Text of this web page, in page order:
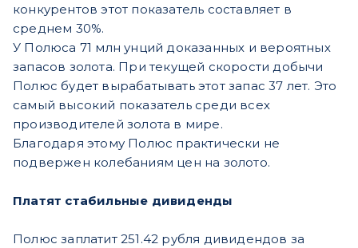
конкурентов этот показатель составляет в
среднем 30%.
У Полюса 71 млн унций доказанных и вероятных
запасов золота. При текущей скорости добычи
Полюс будет вырабатывать этот запас 37 лет. Это
самый высокий показатель среди всех
производителей золота в мире.
Благодаря этому Полюс практически не
подвержен колебаниям цен на золото.
Платят стабильные дивиденды
Полюс заплатит 251.42 рубля дивидендов за